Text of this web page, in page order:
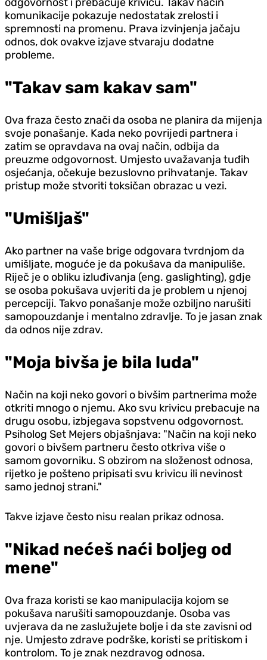
komunikacije pokazuje nedostatak zrelosti i
spremnosti na promenu. Prava izvinjenja jačaju
odnos, dok ovakve izjave stvaraju dodatne
probleme.
"Takav sam kakav sam"
Ova fraza često znači da osoba ne planira da mijenja
svoje ponašanje. Kada neko povrijedi partnera i
zatim se opravdava na ovaj način, odbija da
preuzme odgovornost. Umjesto uvažavanja tuđih
osjećanja, očekuje bezuslovno prihvatanje. Takav
pristup može stvoriti toksičan obrazac u vezi.
"Umišljaš"
Ako partner na vaše brige odgovara tvrdnjom da
umišljate, moguće je da pokušava da manipuliše.
Riječ je o obliku izluđivanja (eng. gaslighting), gdje
se osoba pokušava uvjeriti da je problem u njenoj
percepciji. Takvo ponašanje može ozbiljno narušiti
samopouzdanje i mentalno zdravlje. To je jasan znak
da odnos nije zdrav.
"Moja bivša je bila luda"
Način na koji neko govori o bivšim partnerima može
otkriti mnogo o njemu. Ako svu krivicu prebacuje na
drugu osobu, izbjegava sopstvenu odgovornost.
Psiholog Set Mejers objašnjava: "Način na koji neko
govori o bivšem partneru često otkriva više o
samom govorniku. S obzirom na složenost odnosa,
rijetko je pošteno pripisati svu krivicu ili nevinost
samo jednoj strani."
Takve izjave često nisu realan prikaz odnosa.
"Nikad nećeš naći boljeg od
mene"
Ova fraza koristi se kao manipulacija kojom se
pokušava narušiti samopouzdanje. Osoba vas
uvjerava da ne zaslužujete bolje i da ste zavisni od
nje. Umjesto zdrave podrške, koristi se pritiskom i
kontrolom. To je znak nezdravog odnosa.